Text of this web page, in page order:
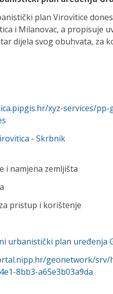
plan Virovitice
i Milanovac, a propisuje
dijela svog obuhvata, za
xyz-services/pp-
- Skrbnik
i namjena zemljišta
pristup i korištenje
urbanistički plan uređenja
geonetwork/srv/
8bb3-a65e3b03a9da